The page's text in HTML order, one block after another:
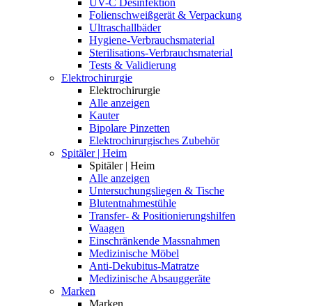
UV-C Desinfektion
Folienschweißgerät & Verpackung
Ultraschallbäder
Hygiene-Verbrauchsmaterial
Sterilisations-Verbrauchsmaterial
Tests & Validierung
Elektrochirurgie
Elektrochirurgie
Alle anzeigen
Kauter
Bipolare Pinzetten
Elektrochirurgisches Zubehör
Spitäler | Heim
Spitäler | Heim
Alle anzeigen
Untersuchungsliegen & Tische
Blutentnahmestühle
Transfer- & Positionierungshilfen
Waagen
Einschränkende Massnahmen
Medizinische Möbel
Anti-Dekubitus-Matratze
Medizinische Absauggeräte
Marken
Marken